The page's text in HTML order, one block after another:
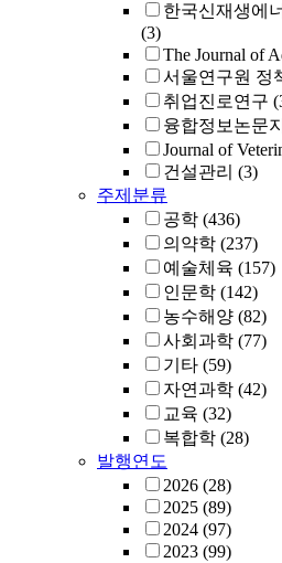
한국신재생에
(3)
The Journal of
서울연구원 정
취업진로연구
융합정보논문지
Journal of
건설관리 (3)
주제분류
공학 (436)
의약학 (237)
예술체육 (157)
인문학 (142)
농수해양 (82)
사회과학 (77)
기타 (59)
자연과학 (42)
교육 (32)
복합학 (28)
발행연도
2026 (28)
2025 (89)
2024 (97)
2023 (99)